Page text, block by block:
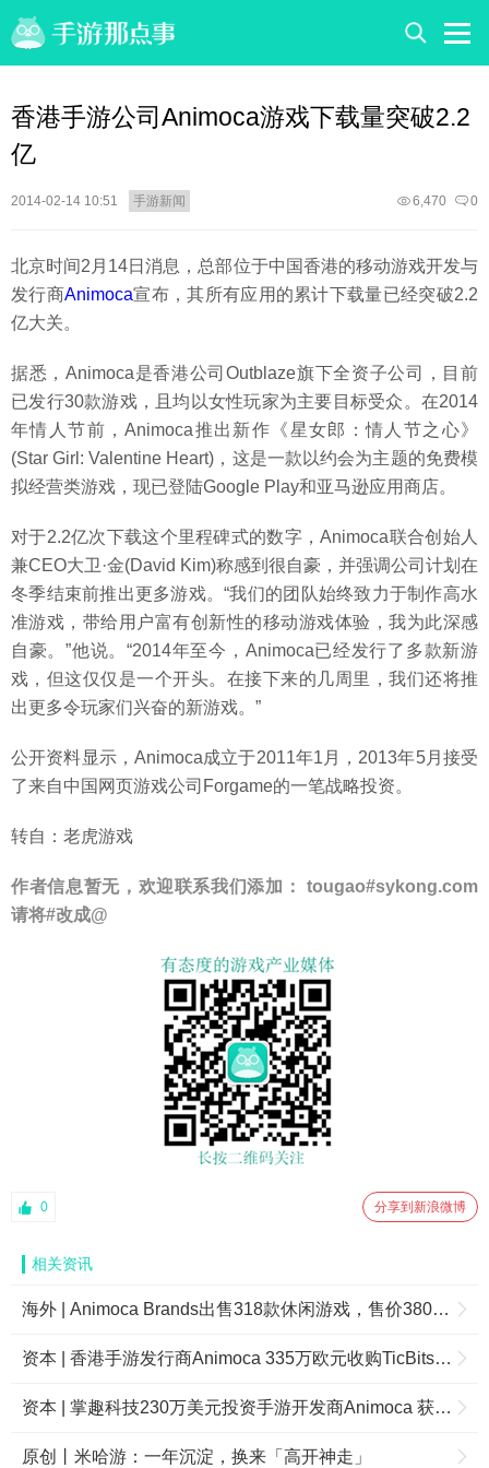
香港手游公司Animoca游戏下载量突破2.2
亿
2014-02-14 10:51 手游新闻 0
6,470
北京时间2月14日消息，总部位于中国香港的移动游戏开发与
发行商Animoca宣布，其所有应用的累计下载量已经突破2.2
亿大关。
据悉，Animoca是香港公司Outblaze旗下全资子公司，目前
已发行30款游戏，且均以女性玩家为主要目标受众。在2014
年情人节前，Animoca推出新作《星女郎：情人节之心》
(Star Girl: Valentine Heart)，这是一款以约会为主题的免费模
拟经营类游戏，现已登陆Google Play和亚马逊应用商店。
对于2.2亿次下载这个里程碑式的数字，Animoca联合创始人
兼CEO大卫·金(David Kim)称感到很自豪，并强调公司计划在
冬季结束前推出更多游戏。“我们的团队始终致力于制作高水
准游戏，带给用户富有创新性的移动游戏体验，我为此深感
自豪。”他说。“2014年至今，Animoca已经发行了多款新游
戏，但这仅仅是一个开头。在接下来的几周里，我们还将推
出更多令玩家们兴奋的新游戏。”
公开资料显示，Animoca成立于2011年1月，2013年5月接受
了来自中国网页游戏公司Forgame的一笔战略投资。
转自：老虎游戏
作者信息暂无，欢迎联系我们添加： tougao#sykong.com
请将#改成@
0 分享到新浪微博
相关资讯
海外 | Animoca Brands出售318款休闲游戏，售价380万美元
资本 | 香港手游发行商Animoca 335万欧元收购TicBits 后者年收入100万欧元
资本 | 掌趣科技230万美元投资手游开发商Animoca 获11%股份
原创丨米哈游：一年沉淀，换来「高开神走」